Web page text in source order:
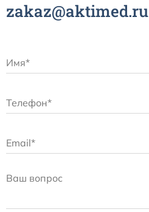
zakaz@aktimed.ru